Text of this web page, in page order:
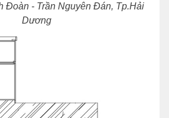
Đoàn - Trần Nguyên Đán, Tp.Hải
Dương